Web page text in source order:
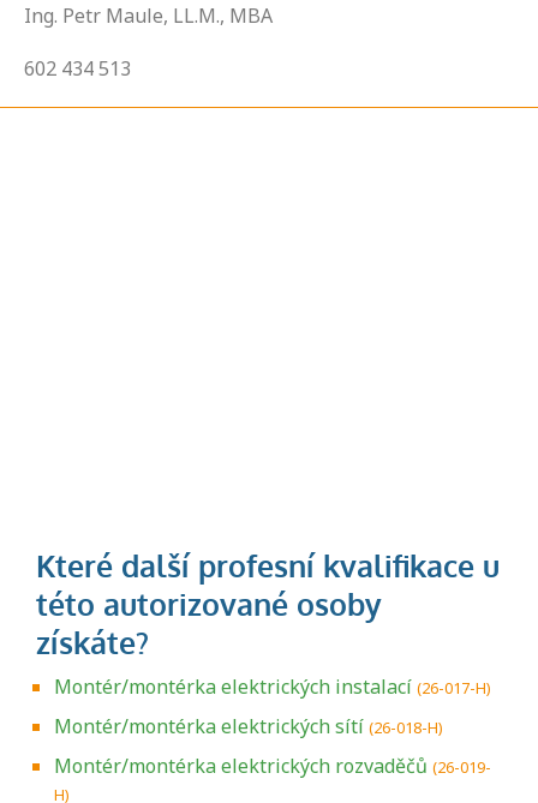
Ing. Petr Maule, LL.M., MBA
602 434 513
Montér/montérka elektrických instalací (26-017-H)
Montér/montérka elektrických sítí (26-018-H)
Montér/montérka elektrických rozvaděčů (26-019-
H)